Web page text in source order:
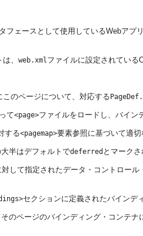
ェースとして使用しているWebア
、 web.xmlファイルに設定されている
のページについて、対応する
て<page>ファイルをロードし、バイン
する<pagemap>要素参照に基づいて適切
半はデフォルトでdeferred とマーク
して指定されたデータ・コントロー
セクションに定義されたバインデ
ページのバインディング・コンテナ